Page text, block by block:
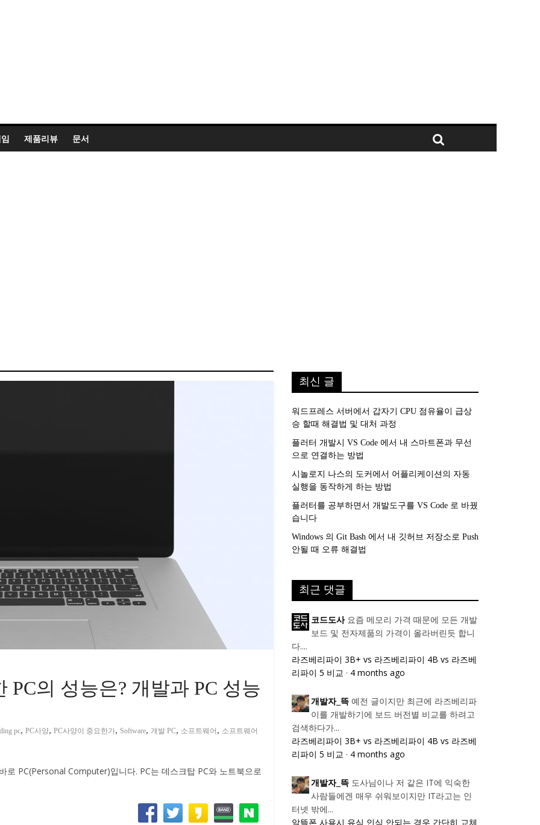
제품리뷰 문서
의 성능은? 개발과 PC 성능
pc, PC사양, PC사양이 중요한가, Software, 개발 PC, 소프트웨어 , 소프트웨어
로 PC(Personal Computer)입니다. PC는 데스크탑 PC와 노트북으로
최신 글
워드프레스 서버에서 갑자기 CPU 점유율이 급상
승 할때 해결법 및 대처 과정
플러터 개발시 VS Code 에서 내 스마트폰과 무선
으로 연결하는 방법
시놀로지 나스의 도커에서 어플리케이션의 자동
실행을 동작하게 하는 방법
플러터를 공부하면서 개발도구를 VS Code 로 바꿨
습니다
Windows 의 Git Bash 에서 내 깃허브 저장소로 Push
안될 때 오류 해결법
최근 댓글
코드도사 요즘 메모리 가격 때문에 모든 개발
보드 및 전자제품의 가격이 올라버린듯 합니
다....
라즈베리파이 3B+ vs 라즈베리파이 4B vs 라즈베
리파이 5 비교 · 4 months ago
개발자_뜩 예전 글이지만 최근에 라즈베리파
이를 개발하기에 보드 버전별 비교를 하려고
검색하다가...
라즈베리파이 3B+ vs 라즈베리파이 4B vs 라즈베
리파이 5 비교 · 4 months ago
개발자_뜩 도사님이나 저 같은 IT에 익숙한
사람들에겐 매우 쉬워보이지만 IT라고는 인
터넷 밖에...
알뜰폰 사용시 유심 인식 안되는 경우 간단히 교체